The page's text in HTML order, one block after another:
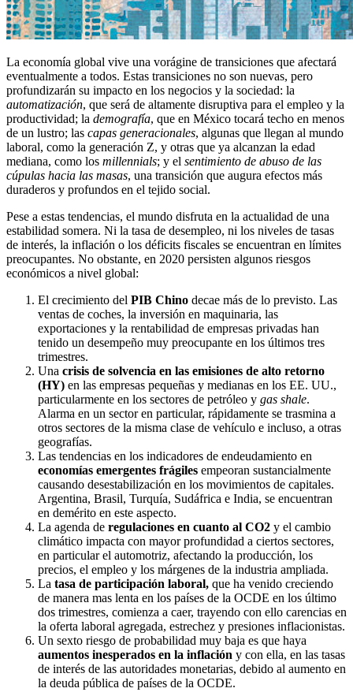
La economía global vive una vorágine de transiciones que afectará
eventualmente a todos. Estas transiciones no son nuevas, pero
profundizarán su impacto en los negocios y la sociedad: la
automatización, que será de altamente disruptiva para el empleo y la
productividad; la demografía, que en México tocará techo en menos
de un lustro; las capas generacionales, algunas que llegan al mundo
laboral, como la generación Z, y otras que ya alcanzan la edad
mediana, como los millennials; y el sentimiento de abuso de las
cúpulas hacia las masas, una transición que augura efectos más
duraderos y profundos en el tejido social.
Pese a estas tendencias, el mundo disfruta en la actualidad de una
estabilidad somera. Ni la tasa de desempleo, ni los niveles de tasas
de interés, la inflación o los déficits fiscales se encuentran en límites
preocupantes. No obstante, en 2020 persisten algunos riesgos
económicos a nivel global:
El crecimiento del PIB Chino decae más de lo previsto. Las
ventas de coches, la inversión en maquinaria, las
exportaciones y la rentabilidad de empresas privadas han
tenido un desempeño muy preocupante en los últimos tres
trimestres.
Una crisis de solvencia en las emisiones de alto retorno
(HY) en las empresas pequeñas y medianas en los EE. UU.,
particularmente en los sectores de petróleo y gas shale.
Alarma en un sector en particular, rápidamente se trasmina a
otros sectores de la misma clase de vehículo e incluso, a otras
geografías.
Las tendencias en los indicadores de endeudamiento en
economías emergentes frágiles empeoran sustancialmente
causando desestabilización en los movimientos de capitales.
Argentina, Brasil, Turquía, Sudáfrica e India, se encuentran
en demérito en este aspecto.
La agenda de regulaciones en cuanto al CO2 y el cambio
climático impacta con mayor profundidad a ciertos sectores,
en particular el automotriz, afectando la producción, los
precios, el empleo y los márgenes de la industria ampliada.
La tasa de participación laboral, que ha venido creciendo
de manera mas lenta en los países de la OCDE en los último
dos trimestres, comienza a caer, trayendo con ello carencias en
la oferta laboral agregada, estrechez y presiones inflacionistas.
Un sexto riesgo de probabilidad muy baja es que haya
aumentos inesperados en la inflación y con ella, en las tasas
de interés de las autoridades monetarias, debido al aumento en
la deuda pública de países de la OCDE.